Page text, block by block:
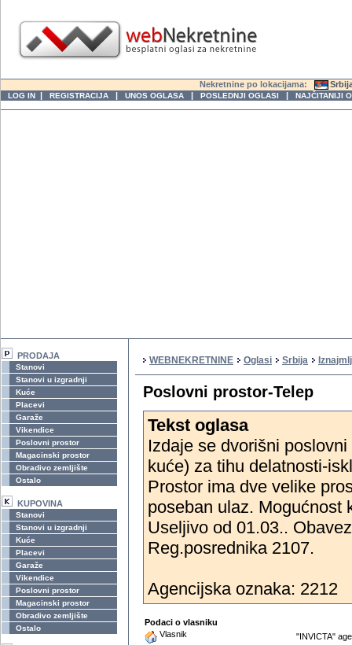
Nekretnine po lokacijama:
LOG IN | REGISTRACIJA | UNOS OGLASA | POSLEDNJI OGLASI | NAJČITANIJI
PRODAJA
Stanovi
Stanovi u izgradnji
Kuće
Placevi
Garaže
Vikendice
Poslovni prostor
Magacinski prostor
Obradivo zemljište
Ostalo
KUPOVINA
Stanovi
Stanovi u izgradnji
Kuće
Placevi
Garaže
Vikendice
Poslovni prostor
Magacinski prostor
Obradivo zemljište
Ostalo
WEBNEKRETNINE Oglasi Srbija
Poslovni prostor-Telep
Tekst oglasa
Izdaje se dvorišni
kuće) za tihu delatnosti-
Prostor ima dve velike
poseban ulaz. Mogućnost
Useljivo od 01.03..
Reg.posrednika 2107.
Agencijska oznaka: 2212
Podaci o vlasniku
Vlasnik
"INVICTA"